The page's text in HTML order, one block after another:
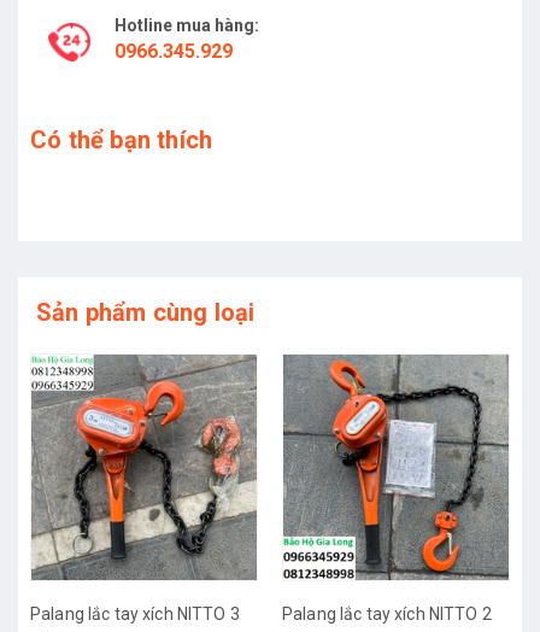
Hotline mua hàng:
0966.345.929
Có thể bạn thích
Sản phẩm cùng loại
3
Palang lắc tay xích NITTO 2
Palang Lắc tay xích